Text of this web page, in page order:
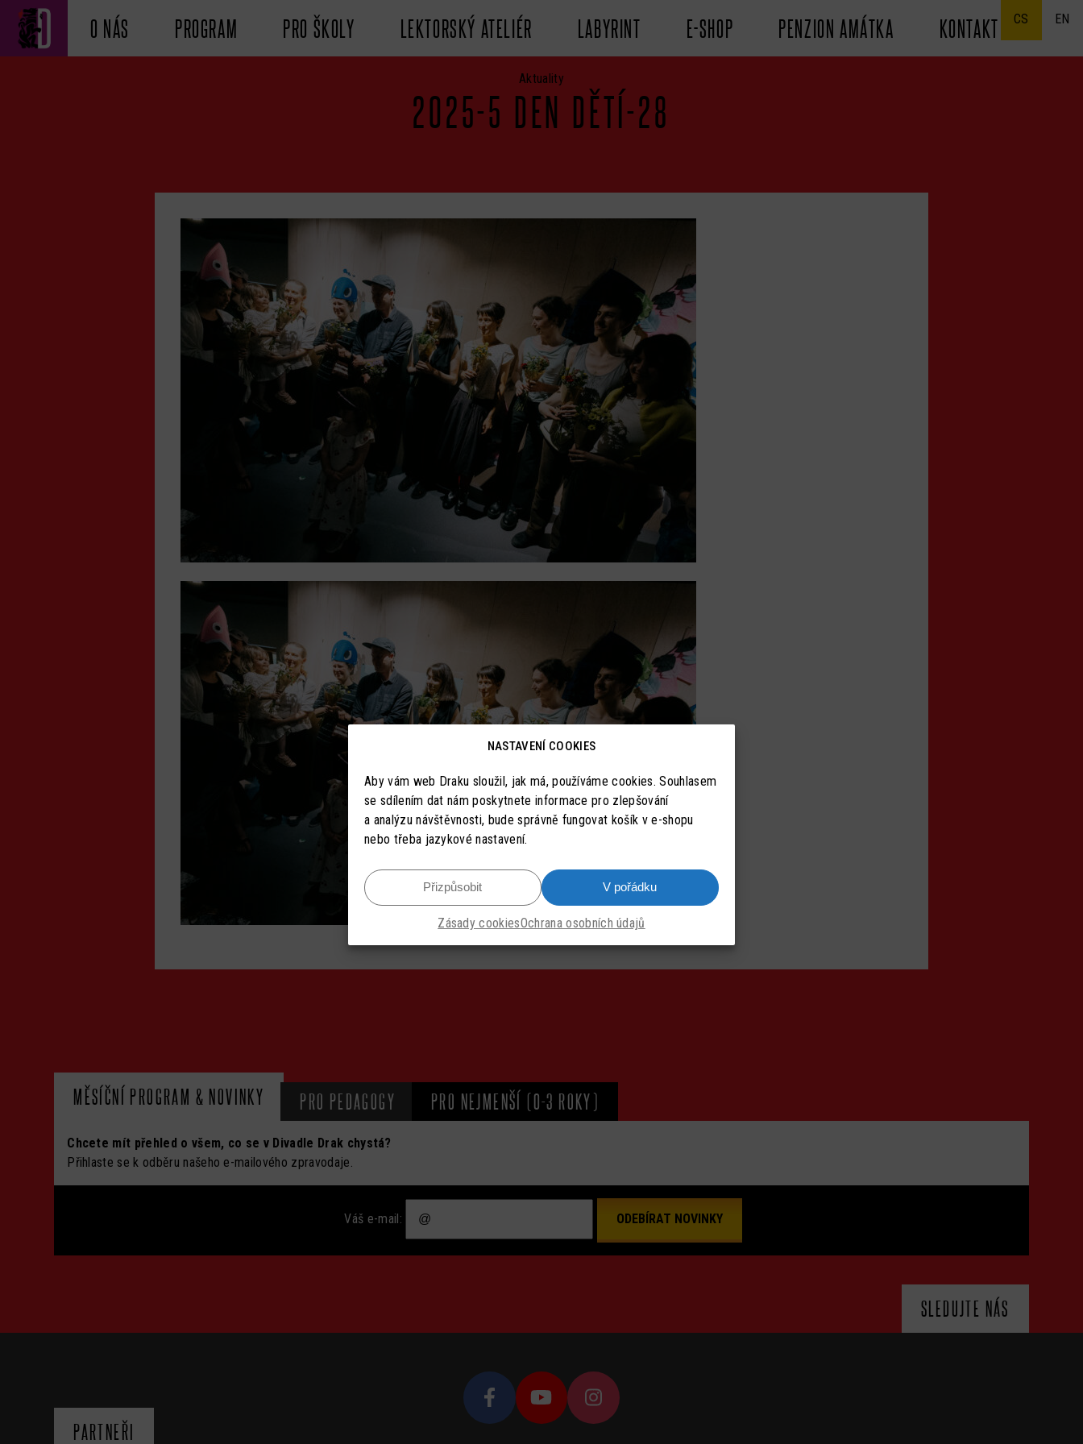
NASTAVENÍ COOKIES
Aby vám web Draku sloužil, jak má, používáme cookies. Souhlasem
se sdílením dat nám poskytnete informace pro zlepšování
a analýzu návštěvnosti, bude správně fungovat košík v e-shopu
nebo třeba jazykové nastavení.
V pořádku
Přizpůsobit
Zásady cookiesOchrana osobních údajů
O NÁS PROGRAM PRO ŠKOLY LEKTORSKÝ ATELIÉR LABYRINT E-SHOP PENZION AMÁTKA KONTAKT CS EN
Aktuality
2025-5 DEN DĚTÍ-28
MĚSÍČNÍ PROGRAM & NOVINKY PRO PEDAGOGY PRO NEJMENŠÍ (0-3 ROKY)
Chcete mít přehled o všem, co se v Divadle Drak chystá?
Přihlaste se k odběru našeho e-mailového zpravodaje.
Váš e-mail:
SLEDUJTE NÁS
PARTNEŘI